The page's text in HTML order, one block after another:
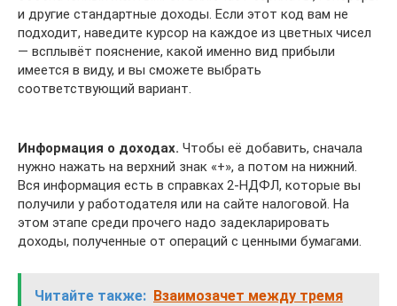
и другие стандартные доходы. Если этот код вам не
подходит, наведите курсор на каждое из цветных чисел
— всплывёт пояснение, какой именно вид прибыли
имеется в виду, и вы сможете выбрать
соответствующий вариант.
Информация о доходах. Чтобы её добавить, сначала
нужно нажать на верхний знак «+», а потом на нижний.
Вся информация есть в справках 2‑НДФЛ, которые вы
получили у работодателя или на сайте налоговой. На
этом этапе среди прочего надо задекларировать
доходы, полученные от операций с ценными бумагами.
Читайте также: Взаимозачет между тремя